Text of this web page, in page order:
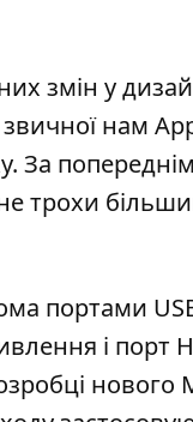
змін у
нам
. За
трохи
портами
і порт